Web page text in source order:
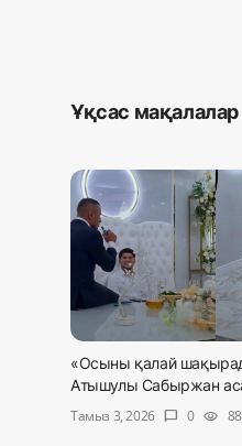
Ұқсас мақалалар
«Осыны қалай
Атышулы Сабыржан
Тамыз 3, 2026
chat_bubble 0 visibility 88